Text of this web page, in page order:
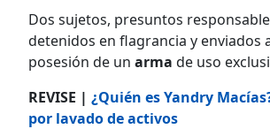
Dos sujetos, presuntos
detenidos en flagrancia y enviados
posesión de un arma de uso
REVISE | ¿Quién es Yandry
por lavado de activos